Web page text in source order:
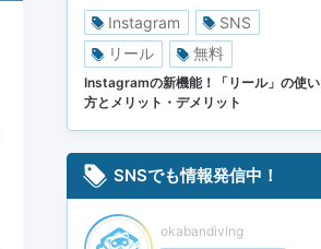
Instagram
SNS
リール
無料
Instagramの新機能！「リール」の使い
方とメリット・デメリット
SNSでも情報発信中！
okabandiving